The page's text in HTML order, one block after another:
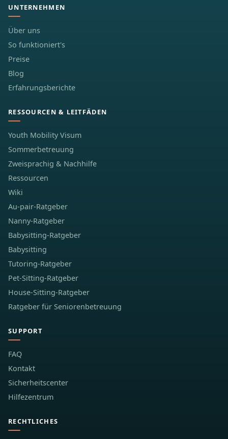
UNTERNEHMEN
Über uns
So funktioniert's
Preise
Blog
Erfahrungsberichte
RESSOURCEN & LEITFÄDEN
Youth Mobility Visum
Sommerbetreuung
Zweisprachig & Nachhilfe
Ressourcen
Wiki
Au-pair-Ratgeber
Nanny-Ratgeber
Babysitting-Ratgeber
Babysitting
Tutoring-Ratgeber
Pet-Sitting-Ratgeber
House-Sitting-Ratgeber
Ratgeber für Seniorenbetreuung
SUPPORT
FAQ
Kontakt
Sicherheitscenter
Hilfezentrum
RECHTLICHES